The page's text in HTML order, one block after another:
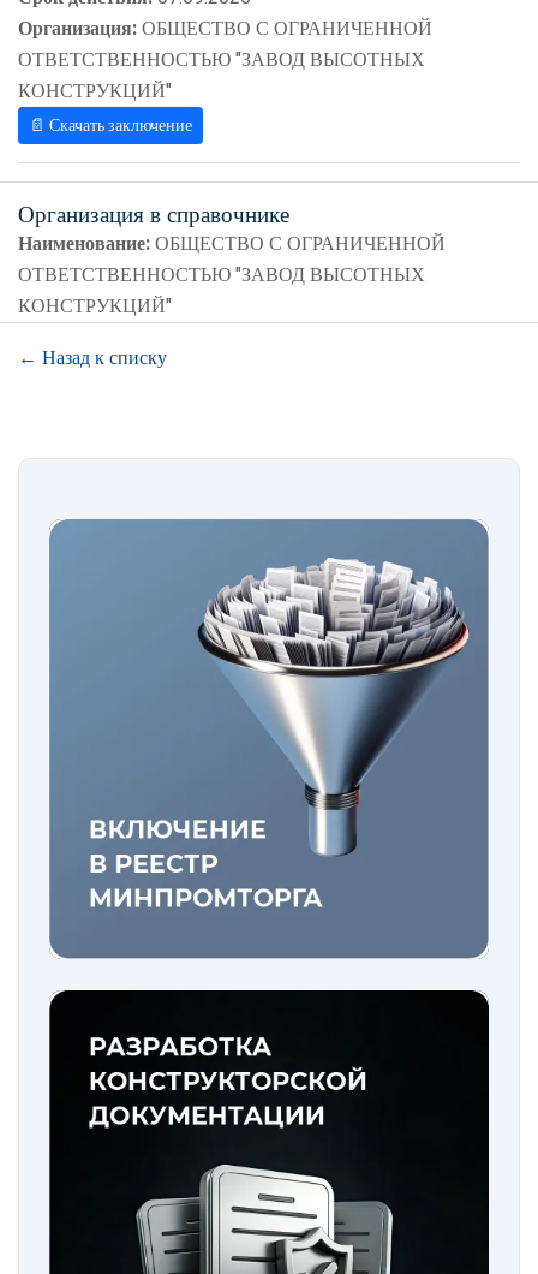
Организация:ОБЩЕСТВО С ОГРАНИЧЕННОЙ
ОТВЕТСТВЕННОСТЬЮ "ЗАВОД ВЫСОТНЫХ
КОНСТРУКЦИЙ"
📄 Скачать заключение
Организация в справочнике
Наименование:ОБЩЕСТВО С ОГРАНИЧЕННОЙ
ОТВЕТСТВЕННОСТЬЮ "ЗАВОД ВЫСОТНЫХ
КОНСТРУКЦИЙ"
← Назад к списку